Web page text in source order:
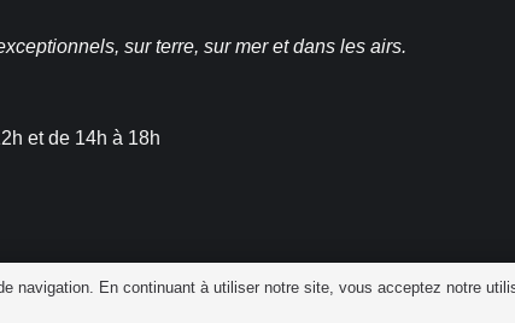
sur terre, sur mer et dans les airs.
et de 14h à 18h
navigation. En continuant à utiliser notre site, vous acceptez notre